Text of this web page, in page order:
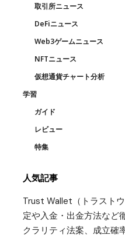
取引所ニュース
DeFiニュース
Web3ゲームニュース
NFTニュース
仮想通貨チャート分析
学習
ガイド
レビュー
特集
人気記事
Trust Wallet（トラスト
定や入金・出金方法など
クラリティ法案、成立